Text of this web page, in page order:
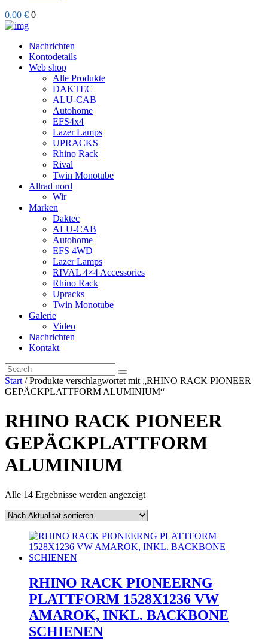
0,00 € 0
Nachrichten
Kontodetails
Web shop
Alle Produkte
DAKTEC
ALU-CAB
Autohome
EFS4x4
Lazer Lamps
UPRACKS
Rhino Rack
Rival
Twin Monotube
Allrad nord
Wir
Marken
Daktec
ALU-CAB
Autohome
EFS 4WD
Lazer Lamps
RIVAL 4×4 Accessories
Rhino Rack
Upracks
Twin Monotube
Galerie
Video
Nachrichten
Kontakt
Start / Produkte verschlagwortet mit „RHINO RACK PIONEER
GEPÄCKPLATTFORM ALUMINIUM“
RHINO RACK PIONEER
GEPÄCKPLATTFORM
ALUMINIUM
Alle 14 Ergebnisse werden angezeigtNach
sortiert
RHINO RACK PIONEERNG
PLATTFORM 1528X1236 VW
AMAROK, INKL. BACKBONE
SCHIENEN